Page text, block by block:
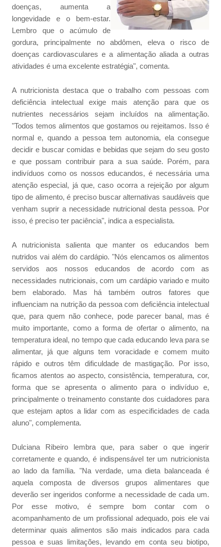
doenças, aumenta a
longevidade e o bem-estar.
Lembro que o acúmulo de
gordura, principalmente no abdômen, eleva o risco de
doenças cardiovasculares e a alimentação aliada a outras
atividades é uma excelente estratégia", comenta.
A nutricionista destaca que o trabalho com pessoas com
deficiência intelectual exige mais atenção para que os
nutrientes necessários sejam incluídos na alimentação.
"Todos temos alimentos que gostamos ou rejeitamos. Isso é
normal e, quando a pessoa tem autonomia, ela consegue
decidir e buscar comidas e bebidas que sejam do seu gosto
e que possam contribuir para a sua saúde. Porém, para
indivíduos como os nossos educandos, é necessária uma
atenção especial, já que, caso ocorra a rejeição por algum
tipo de alimento, é preciso buscar alternativas saudáveis que
venham suprir a necessidade nutricional desta pessoa. Por
isso, é preciso ter paciência", indica a especialista.
A nutricionista salienta que manter os educandos bem
nutridos vai além do cardápio. "Nós elencamos os alimentos
servidos aos nossos educandos de acordo com as
necessidades nutricionais, com um cardápio variado e muito
bem elaborado. Mas há também outros fatores que
influenciam na nutrição da pessoa com deficiência intelectual
que, para quem não conhece, pode parecer banal, mas é
muito importante, como a forma de ofertar o alimento, na
temperatura ideal, no tempo que cada educando leva para se
alimentar, já que alguns tem voracidade e comem muito
rápido e outros têm dificuldade de mastigação. Por isso,
ficamos atentos ao aspecto, consistência, temperatura, cor,
forma que se apresenta o alimento para o indivíduo e,
principalmente o treinamento constante dos cuidadores para
que estejam aptos a lidar com as especificidades de cada
aluno", complementa.
Dulciana Ribeiro lembra que, para saber o que ingerir
corretamente e quando, é indispensável ter um nutricionista
ao lado da família. "Na verdade, uma dieta balanceada é
aquela composta de diversos grupos alimentares que
deverão ser ingeridos conforme a necessidade de cada um.
Por esse motivo, é sempre bom contar com o
acompanhamento de um profissional adequado, pois ele vai
determinar quais alimentos são mais indicados para cada
pessoa e suas limitações, levando em conta seu biotipo,